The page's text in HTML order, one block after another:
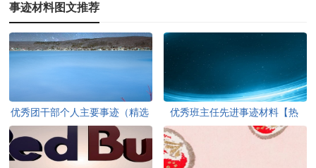
事迹材料图文推荐
优秀团干部个人主要事迹（精选
7篇）
优秀班主任先进事迹材料【热